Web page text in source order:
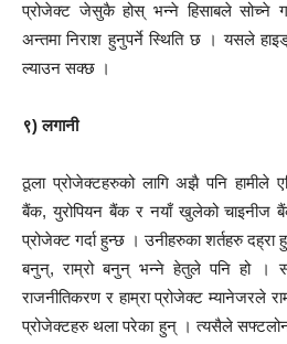
प्रोजेक्ट जेसुकै होस् भन्ने हिसाबले सोच्ने
अन्तमा निराश हुनुपर्ने स्थिति छ । यसले
ल्याउन सक्छ ।
९) लगानी
ठूला प्रोजेक्टहरुको लागि अझै पनि हामीले
बैंक, युरोपियन बैंक र नयाँ खुलेको चाइनीज
प्रोजेक्ट गर्दा हुन्छ । उनीहरुका शर्तहरु
बनुन्, राम्रो बनुन् भन्ने हेतुले पनि हो ।
राजनीतिकरण र हाम्रा प्रोजेक्ट म्यानेजरले
प्रोजेक्टहरु थला परेका हुन् । त्यसैले